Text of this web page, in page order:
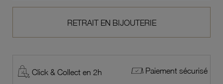
RETRAIT EN BIJOUTERIE
Click & Collect en 2h Paiement sécurisé